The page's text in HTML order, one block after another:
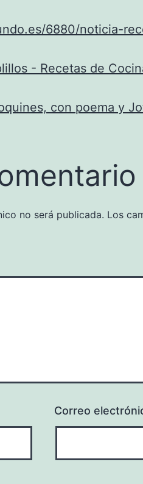
6880/noticia-
- Recetas de
con poema y
no será publicada. Los
Correo